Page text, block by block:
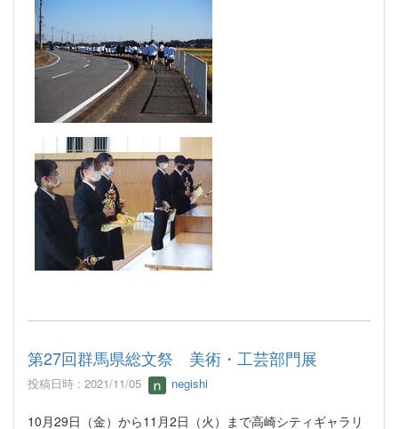
第27回群馬県総文祭 美術・工芸部門展
投稿日時 : 2021/11/05 negishi
10月29日（金）から11月2日（火）まで高崎シティギャラリ